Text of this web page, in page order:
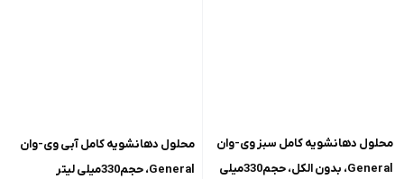
محلول دهانشویه کامل سبز وی-وان
General، بدون الکل، حجم330میلی
محلول دهانشویه کامل آبی وی-وان
General، حجم330میلی لیتر